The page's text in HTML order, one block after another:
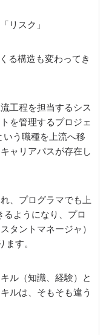
る構造も変わってき
工程を担当するシス
を管理するプロジェ
う職種を上流へ移
ャリアパスが存在し
、プログラマでも上
るようになり、プロ
タントマネージャ）
す。
ル（知識、経験）と
ルは、そもそも違う